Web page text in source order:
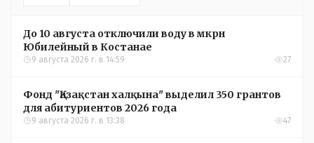
До 10 августа отключили воду в мкрн
Юбилейный в Костанае
9 августа 2026 г. в 14:59 27
Фонд "Қазақстан халқына" выделил 350 грантов
для абитуриентов 2026 года
9 августа 2026 г. в 13:38 47